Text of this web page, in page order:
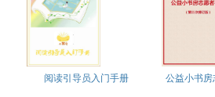
阅读引导员入门手册